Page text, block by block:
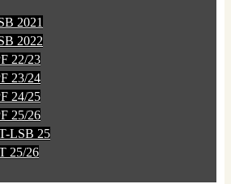
2021
2022
22/23
23/24
24/25
25/26
LSB 25
25/26